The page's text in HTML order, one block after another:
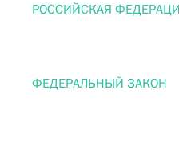
РОССИЙСКАЯ
ФЕДЕРАЛЬНЫЙ ЗАКОН